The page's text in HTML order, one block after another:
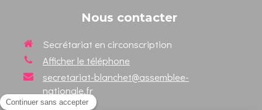
Nous contacter
Secrétariat en circonscription
Afficher le téléphone
secretariat-blanchet@assemblee-
nationale.fr